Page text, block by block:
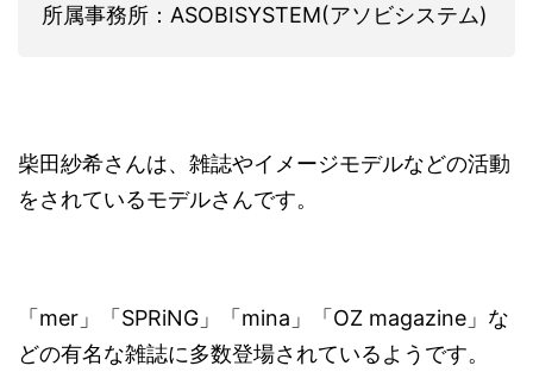
所属事務所：ASOBISYSTEM(アソビシステム)
柴田紗希さんは、雑誌やイメージモデルなどの活動
をされているモデルさんです。
「mer」「SPRiNG」「mina」「OZ magazine」な
どの有名な雑誌に多数登場されているようです。